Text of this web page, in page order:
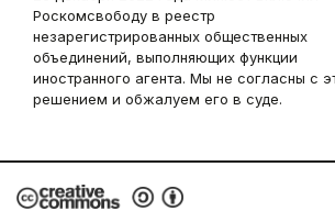
Роскомсвободу в реестр
незарегистрированных общественных
объединений, выполняющих функции
иностранного агента. Мы не согласны с
решением и обжалуем его в суде.